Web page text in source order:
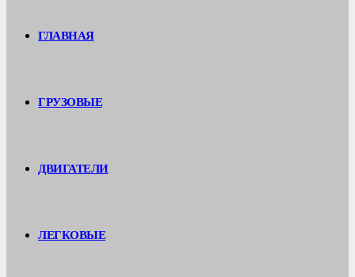
ГЛАВНАЯ
ГРУЗОВЫЕ
ДВИГАТЕЛИ
ЛЕГКОВЫЕ